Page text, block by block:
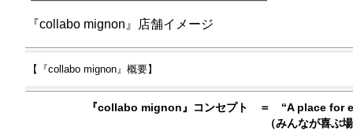
『collabo mignon』店舗イメージ
【『collabo mignon』概要】
『collabo mignon』コンセプト ＝ “A place for
（みんなが喜ぶ場